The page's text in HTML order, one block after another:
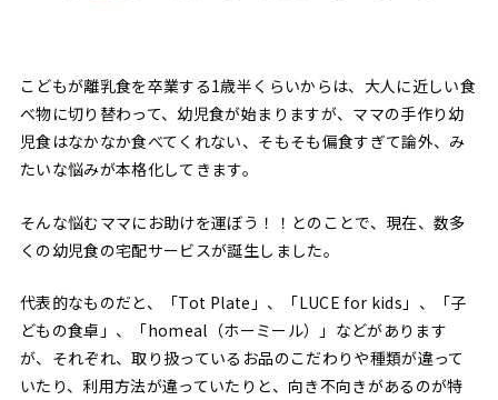
こどもが離乳食を卒業する1歳半くらいからは、大人に近しい食
べ物に切り替わって、幼児食が始まりますが、ママの手作り幼
児食はなかなか食べてくれない、そもそも偏食すぎて論外、み
たいな悩みが本格化してきます。
そんな悩むママにお助けを運ぼう！！とのことで、現在、数多
くの幼児食の宅配サービスが誕生しました。
代表的なものだと、「Tot Plate」、「LUCE for kids」、「子
どもの食卓」、「homeal（ホーミール）」などがあります
が、それぞれ、取り扱っているお品のこだわりや種類が違って
いたり、利用方法が違っていたりと、向き不向きがあるのが特